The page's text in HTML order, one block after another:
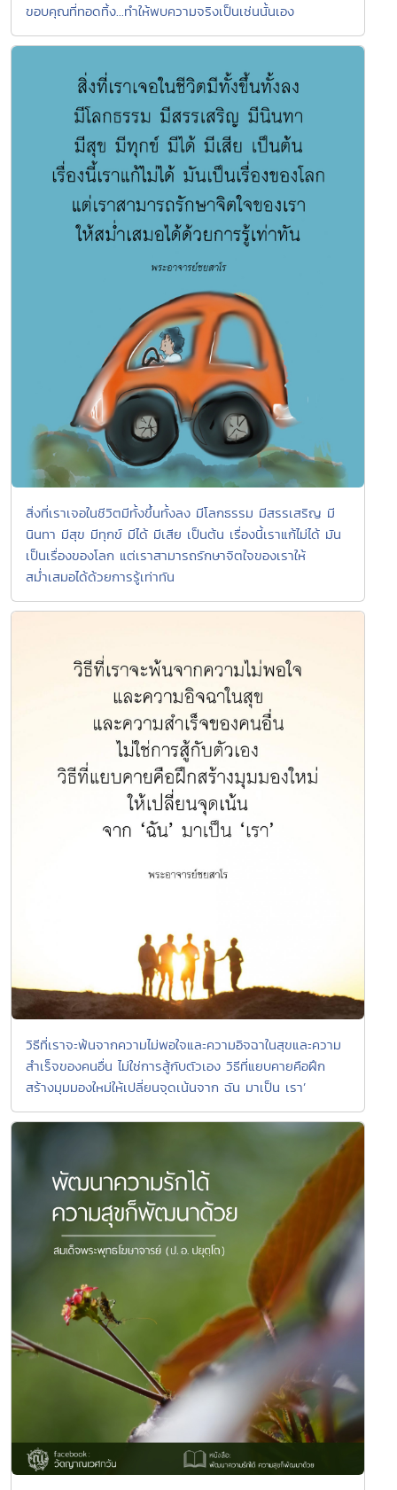
ขอบคุณที่ทอดทิ้ง...ทำให้พบความจริงเป็นเช่นนั้นเอง
สิ่งที่เราเจอในชีวิตมีทั้งขึ้นทั้งลง มีโลกธรรม มีสรรเสริญ มี
นินทา มีสุข มีทุกข์ มีได้ มีเสีย เป็นต้น เรื่องนี้เราแก้ไม่ได้ มัน
เป็นเรื่องของโลก แต่เราสามารถรักษาจิตใจของเราให้
สม่ำเสมอได้ด้วยการรู้เท่าทัน
วิธีที่เราจะพ้นจากความไม่พอใจและความอิจฉาในสุขและความ
สำเร็จของคนอื่น ไม่ใช่การสู้กับตัวเอง วิธีที่แยบคายคือฝึก
สร้างมุมมองใหม่ให้เปลี่ยนจุดเน้นจาก ฉัน มาเป็น เรา’